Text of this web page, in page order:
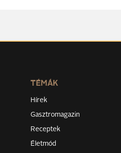
TÉMÁK
Hírek
Gasztromagazin
Receptek
Életmód